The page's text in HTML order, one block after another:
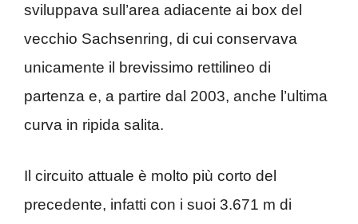
sviluppava sull’area adiacente ai box del
vecchio Sachsenring, di cui conservava
unicamente il brevissimo rettilineo di
partenza e, a partire dal 2003, anche l’ultima
curva in ripida salita.
Il circuito attuale è molto più corto del
precedente, infatti con i suoi 3.671 m di